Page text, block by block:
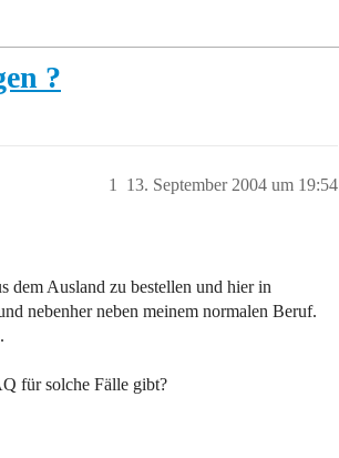
?
13. September 2004 um 19:54
1
dem Ausland zu bestellen und hier in
nebenher neben meinem normalen Beruf.
für solche Fälle gibt?